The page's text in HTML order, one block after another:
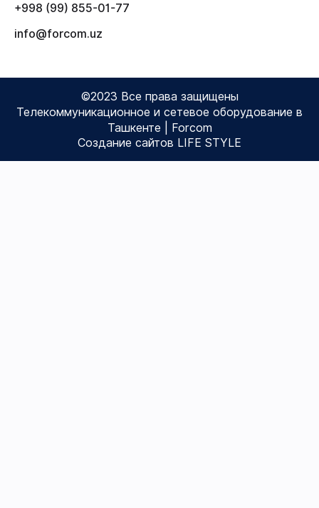
+998 (99) 855-01-77
info@forcom.uz
©2023 Все права защищены
Телекоммуникационное и сетевое оборудование в
Ташкенте | Forcom
Создание сайтов LIFE STYLE